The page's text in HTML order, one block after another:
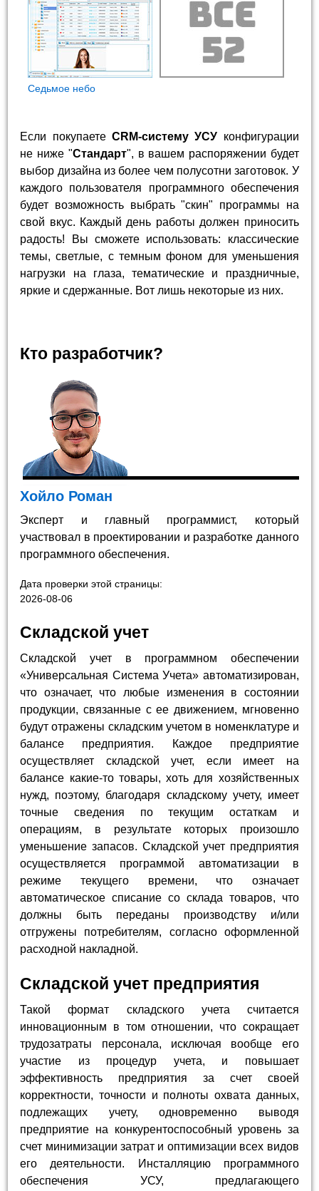
Седьмое небо
Если покупаете CRM-систему УСУ конфигурации
не ниже "Стандарт", в вашем распоряжении будет
выбор дизайна из более чем полусотни заготовок. У
каждого пользователя программного обеспечения
будет возможность выбрать "скин" программы на
свой вкус. Каждый день работы должен приносить
радость! Вы сможете использовать: классические
темы, светлые, с темным фоном для уменьшения
нагрузки на глаза, тематические и праздничные,
яркие и сдержанные. Вот лишь некоторые из них.
Кто разработчик?
Хойло Роман
Эксперт и главный программист, который
участвовал в проектировании и разработке данного
программного обеспечения.
Дата проверки этой страницы:
2026-08-06
Складской учет
Складской учет в программном обеспечении
«Универсальная Система Учета» автоматизирован,
что означает, что любые изменения в состоянии
продукции, связанные с ее движением, мгновенно
будут отражены складским учетом в номенклатуре и
балансе предприятия. Каждое предприятие
осуществляет складской учет, если имеет на
балансе какие-то товары, хоть для хозяйственных
нужд, поэтому, благодаря складскому учету, имеет
точные сведения по текущим остаткам и
операциям, в результате которых произошло
уменьшение запасов. Складской учет предприятия
осуществляется программой автоматизации в
режиме текущего времени, что означает
автоматическое списание со склада товаров, что
должны быть переданы производству и/или
отгружены потребителям, согласно оформленной
расходной накладной.
Складской учет предприятия
Такой формат складского учета считается
инновационным в том отношении, что сокращает
трудозатраты персонала, исключая вообще его
участие из процедур учета, и повышает
эффективность предприятия за счет своей
корректности, точности и полноты охвата данных,
подлежащих учету, одновременно выводя
предприятие на конкурентоспособный уровень за
счет минимизации затрат и оптимизации всех видов
его деятельности. Инсталляцию программного
обеспечения УСУ, предлагающего